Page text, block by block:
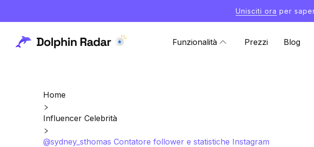
Unisciti ora per
Funzionalità Prezzi Blog
Home
Influencer Celebrità
@sydney_sthomas Contatore follower e statistiche Instagram